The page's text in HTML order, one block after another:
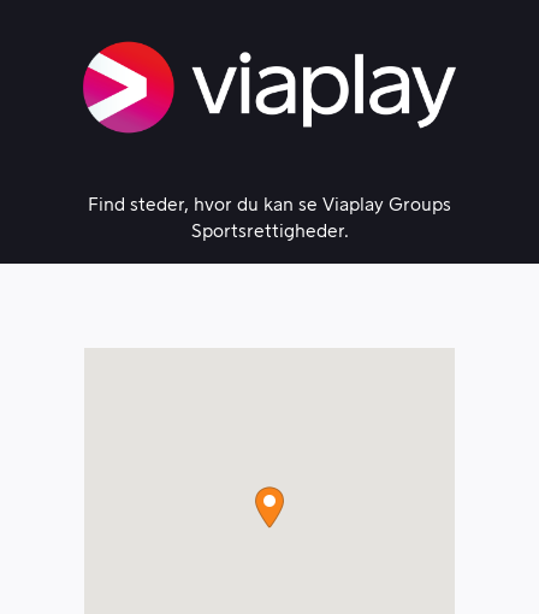
Find steder, hvor du kan se Viaplay Groups
Sportsrettigheder.